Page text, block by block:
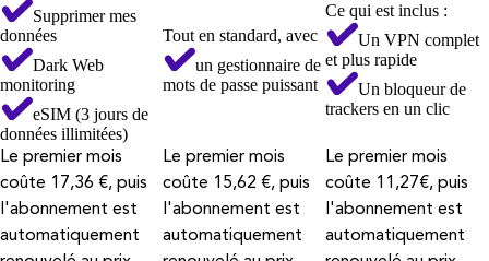
Supprimer mes
données
Dark Web
monitoring
eSIM (3 jours de
données illimitées)
Tout en standard, avec
un gestionnaire de
mots de passe puissant
Ce qui est inclus :
Un VPN complet
et plus rapide
Un bloqueur de
trackers en un clic
Le premier mois
coûte 17,36 €, puis
l'abonnement est
automatiquement
Le premier mois
coûte 15,62 €, puis
l'abonnement est
automatiquement
Le premier mois
coûte 11,27€, puis
l'abonnement est
automatiquement